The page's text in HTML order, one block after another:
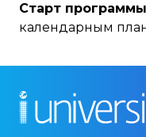
Старт
календарным